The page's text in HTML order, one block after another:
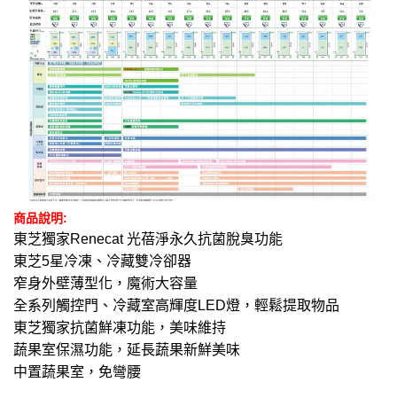
商品說明:
東芝獨家Renecat 光蓓淨永久抗菌脫臭功能
東芝5星冷凍、冷藏雙冷卻器
窄身外壁薄型化，魔術大容量
全系列觸控門、冷藏室高輝度LED燈，輕鬆提取物品
東芝獨家抗菌鮮凍功能，美味維持
蔬果室保濕功能，延長蔬果新鮮美味
中置蔬果室，免彎腰